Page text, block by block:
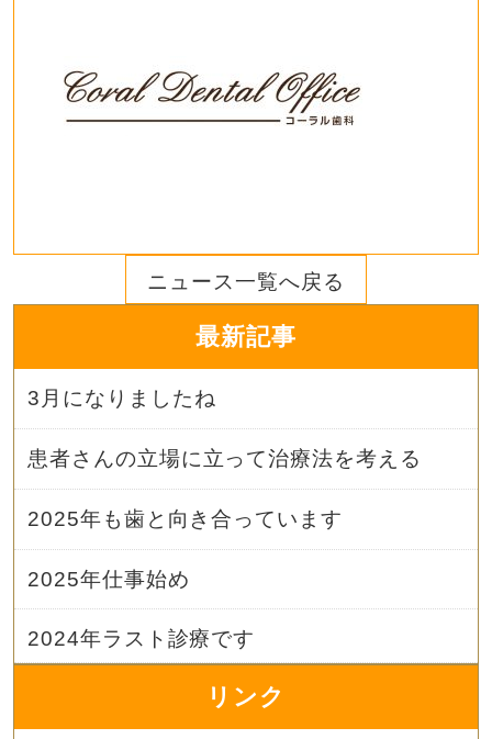
ニュース一覧へ戻る
最新記事
3月になりましたね
患者さんの立場に立って治療法を考える
2025年も歯と向き合っています
2025年仕事始め
2024年ラスト診療です
リンク